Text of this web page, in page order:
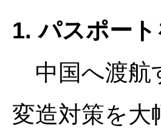
1. パスポー
中国へ渡航
変造対策を